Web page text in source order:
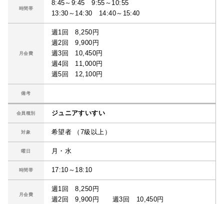
時間帯
8:45～9:45 9:55～10:55
13:30～14:30 14:40～15:40
月会費
週1回 8,250円
週2回 9,900円
週3回 10,450円
週4回 11,000円
週5回 12,100円
備考
会員種別 ジュニアすいすい
対象 希望者 （7級以上）
曜日 月・水
時間帯 17:10～18:10
月会費
週1回 8,250円
週2回 9,900円 週3回 10,450円